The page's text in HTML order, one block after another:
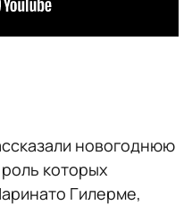
новогоднюю
которых
Гилерме,